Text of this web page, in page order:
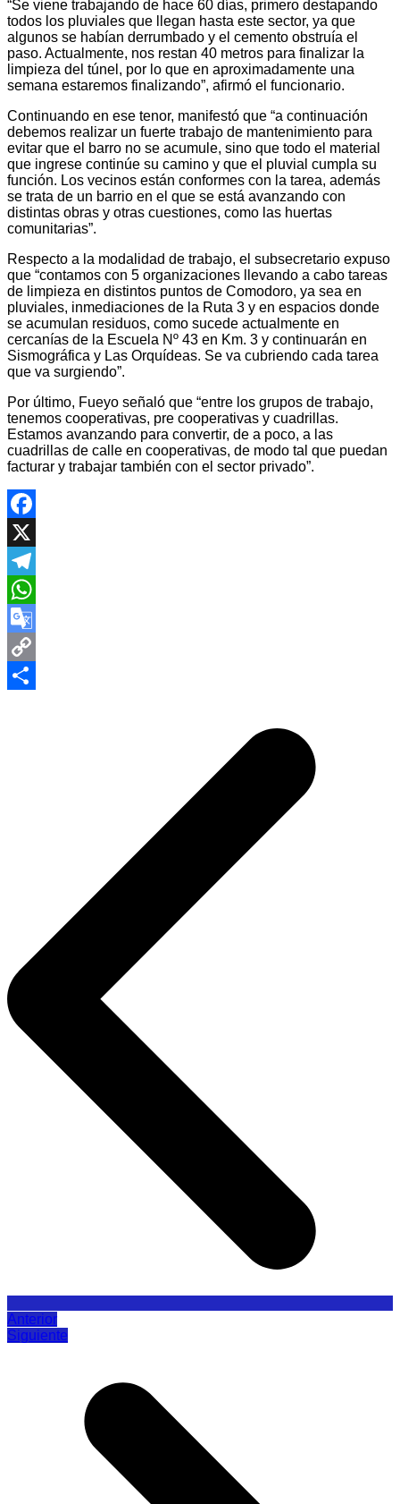
“Se viene trabajando de hace 60 días, primero destapando
todos los pluviales que llegan hasta este sector, ya que
algunos se habían derrumbado y el cemento obstruía el
paso. Actualmente, nos restan 40 metros para finalizar la
limpieza del túnel, por lo que en aproximadamente una
semana estaremos finalizando”, afirmó el funcionario.
Continuando en ese tenor, manifestó que “a continuación
debemos realizar un fuerte trabajo de mantenimiento para
evitar que el barro no se acumule, sino que todo el material
que ingrese continúe su camino y que el pluvial cumpla su
función. Los vecinos están conformes con la tarea, además
se trata de un barrio en el que se está avanzando con
distintas obras y otras cuestiones, como las huertas
comunitarias”.
Respecto a la modalidad de trabajo, el subsecretario expuso
que “contamos con 5 organizaciones llevando a cabo tareas
de limpieza en distintos puntos de Comodoro, ya sea en
pluviales, inmediaciones de la Ruta 3 y en espacios donde
se acumulan residuos, como sucede actualmente en
cercanías de la Escuela Nº 43 en Km. 3 y continuarán en
Sismográfica y Las Orquídeas. Se va cubriendo cada tarea
que va surgiendo”.
Por último, Fueyo señaló que “entre los grupos de trabajo,
tenemos cooperativas, pre cooperativas y cuadrillas.
Estamos avanzando para convertir, de a poco, a las
cuadrillas de calle en cooperativas, de modo tal que puedan
facturar y trabajar también con el sector privado”.
Facebook
X
Telegram
WhatsApp
Google
Translate
Copy
Anterior
Siguiente